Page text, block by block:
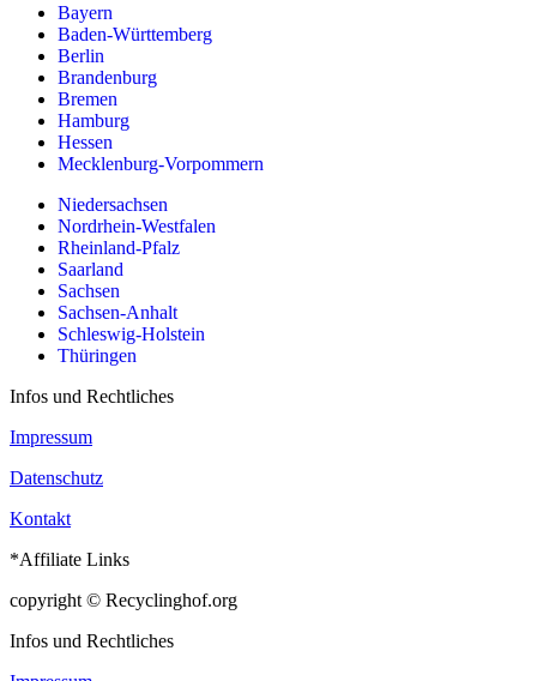
Bayern
Baden-Württemberg
Berlin
Brandenburg
Bremen
Hamburg
Hessen
Mecklenburg-Vorpommern
Niedersachsen
Nordrhein-Westfalen
Rheinland-Pfalz
Saarland
Sachsen
Sachsen-Anhalt
Schleswig-Holstein
Thüringen
Infos und Rechtliches
Impressum
Datenschutz
Kontakt
*Affiliate Links
copyright © Recyclinghof.org
Infos und Rechtliches